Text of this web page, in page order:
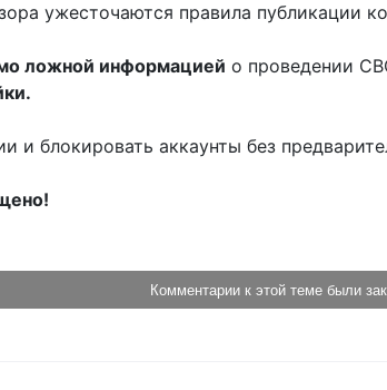
ужесточаются правила публикации
ложной информацией о проведении
и блокировать аккаунты без
Комментарии к этой теме были